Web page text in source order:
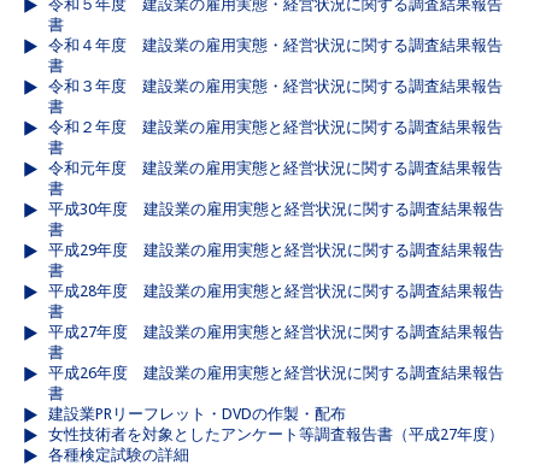
令和５年度 建設業の雇用実態・経営状況に関する調査結果報告
書
令和４年度 建設業の雇用実態・経営状況に関する調査結果報告
書
令和３年度 建設業の雇用実態・経営状況に関する調査結果報告
書
令和２年度 建設業の雇用実態と経営状況に関する調査結果報告
書
令和元年度 建設業の雇用実態と経営状況に関する調査結果報告
書
平成30年度 建設業の雇用実態と経営状況に関する調査結果報告
書
平成29年度 建設業の雇用実態と経営状況に関する調査結果報告
書
平成28年度 建設業の雇用実態と経営状況に関する調査結果報告
書
平成27年度 建設業の雇用実態と経営状況に関する調査結果報告
書
平成26年度 建設業の雇用実態と経営状況に関する調査結果報告
書
建設業PRリーフレット・DVDの作製・配布
女性技術者を対象としたアンケート等調査報告書（平成27年度）
各種検定試験の詳細